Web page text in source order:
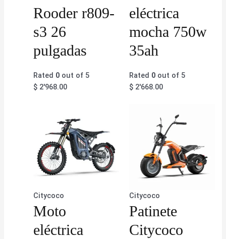
Rooder r809-
s3 26
pulgadas
Rated 0 out of 5
$ 2'968.00
eléctrica
mocha 750w
35ah
Rated 0out of 5
$2'668.00
Citycoco
Moto
eléctrica
Citycoco
Patinete
Citycoco